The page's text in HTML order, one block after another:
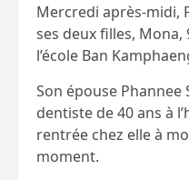
Mercredi après-midi,
ses deux filles, Mona,
l’école Ban
Son épouse Phannee
dentiste de 40 ans à
rentrée chez elle à
moment.